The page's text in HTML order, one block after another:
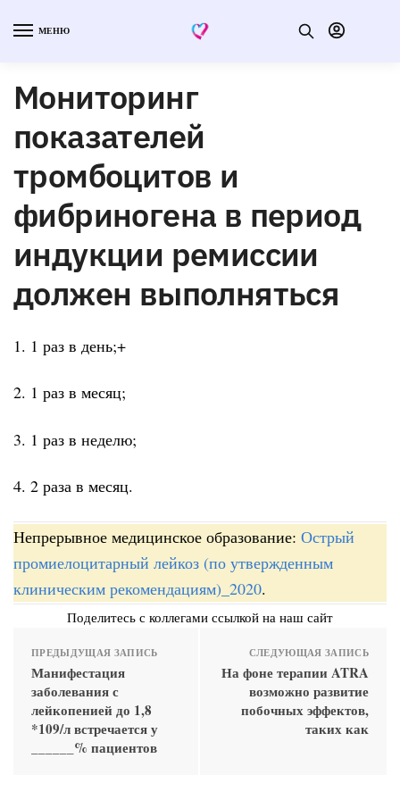
МЕНЮ
Мониторинг
показателей
тромбоцитов и
фибриногена в период
индукции ремиссии
должен выполняться
1. 1 раз в день;+
2. 1 раз в месяц;
3. 1 раз в неделю;
4. 2 раза в месяц.
Непрерывное медицинское образование: Острый
промиелоцитарный лейкоз (по утвержденным
клиническим рекомендациям)_2020.
Поделитесь с коллегами ссылкой на наш сайт
ПРЕДЫДУЩАЯ ЗАПИСЬ
Манифестация
заболевания с
лейкопенией до 1,8
*109/л встречается у
______% пациентов
СЛЕДУЮЩАЯ ЗАПИСЬ
На фоне терапии ATRA
возможно развитие
побочных эффектов,
таких как